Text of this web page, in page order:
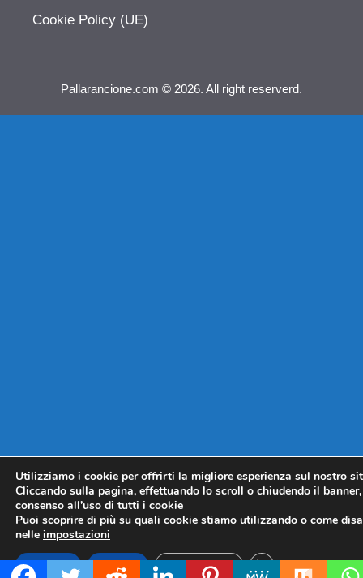
Cookie Policy (UE)
Pallarancione.com © 2026. All right reserverd.
Utilizziamo i cookie per offrirti la migliore esperienza sul nostro
Cliccando sulla pagina, effettuando lo scroll o chiudendo il
consenso all’uso di tutti i cookie
Puoi scoprire di più su quali cookie stiamo utilizzando o come
nelle impostazioni
Accetta Rifiuta Impostazioni CLOSE GDPR